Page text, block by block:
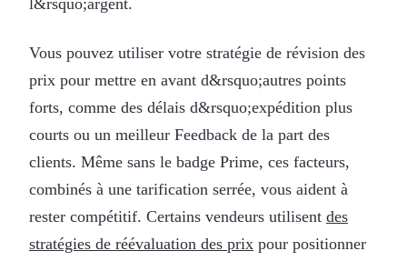
Vous pouvez utiliser votre stratégie de révision des
prix pour mettre en avant d&rsquo;autres points
forts, comme des délais d&rsquo;expédition plus
courts ou un meilleur Feedback de la part des
clients. Même sans le badge Prime, ces facteurs,
combinés à une tarification serrée, vous aident à
rester compétitif. Certains vendeurs utilisent des
stratégies de réévaluation des prix pour positionner